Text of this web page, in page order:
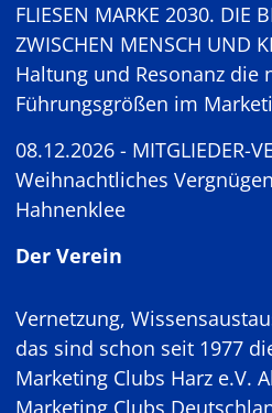
FLIESEN MARKE 2030. DIE
ZWISCHEN MENSCH UND
Haltung und Resonanz die
Führungsgrößen im
08.12.2026 - MITGLIEDER-
Weihnachtliches
Hahnenklee
Der Verein
Vernetzung,
das sind schon seit 1977
Marketing Clubs Harz e.V.
Marketing Clubs